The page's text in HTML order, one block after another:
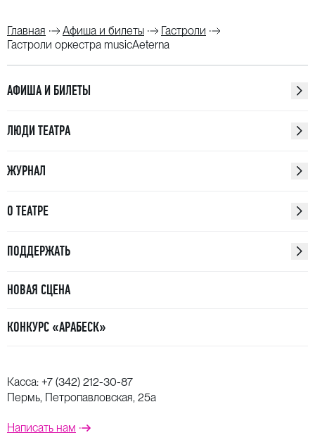
Главная Афиша и билеты
Гастроли
Гастроли оркестра musicAeterna
АФИША И БИЛЕТЫ
ЛЮДИ ТЕАТРА
ЖУРНАЛ
О ТЕАТРЕ
ПОДДЕРЖАТЬ
НОВАЯ СЦЕНА
КОНКУРС «АРАБЕСК»
Касса: +7 (342) 212-30-87
Пермь, Петропавловская, 25а
Написать нам